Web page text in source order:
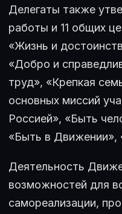
Делегаты также
работы и 11 общих
«Жизнь и
«Добро и
труд», «Крепкая
основных миссий
Россией», «Быть
«Быть в Движении»,
Деятельность
возможностей для
самореализации,